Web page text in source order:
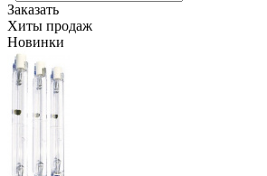
Заказать
Хиты продаж
Новинки